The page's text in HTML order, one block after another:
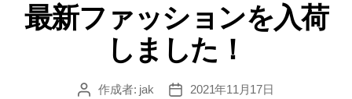
ゴ
リ
最新ファッションを入荷
しました！
投
作成者: jak
投
2021年11月17日